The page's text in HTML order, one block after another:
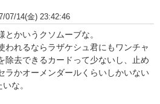
07/14(金) 23:42:46
かいうクソムーブな。
われるならラザケシュ君にもワンチャ
除去できるカードって少ないし、止め
ラかオーメンダールくらいしかいない
な。